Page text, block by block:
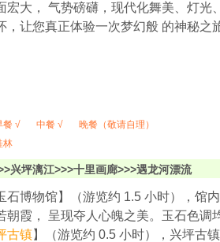
宏大， 气势磅礴，现代化舞美、灯
，让您真正体验一次梦幻般 的神秘之
餐 √ 中餐 √
晚餐（敬请自理）
林
兴坪漓江>>>十里画廊>>>遇龙河漂流
石博物馆】（游览约 1.5 小时），馆
朝霞， 呈现夺人心魄之美。玉石色调
古镇】（游览约 0.5 小时），兴坪古